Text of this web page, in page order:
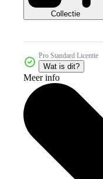
Collectie
Pro Standard Licentie
Wat is dit?
Meer info